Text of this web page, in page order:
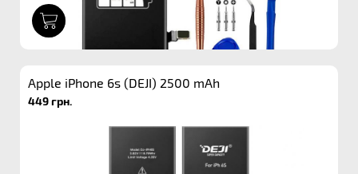
Apple iPhone 6s (DEJI) 2500 mAh
449 грн.